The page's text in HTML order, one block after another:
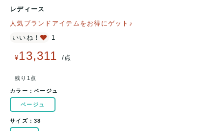
レディース
人気ブランドアイテムをお得にゲット♪
いいね！
1
¥13,311 /点
残り1点
カラー：ベージュ
ベージュ
サイズ：38